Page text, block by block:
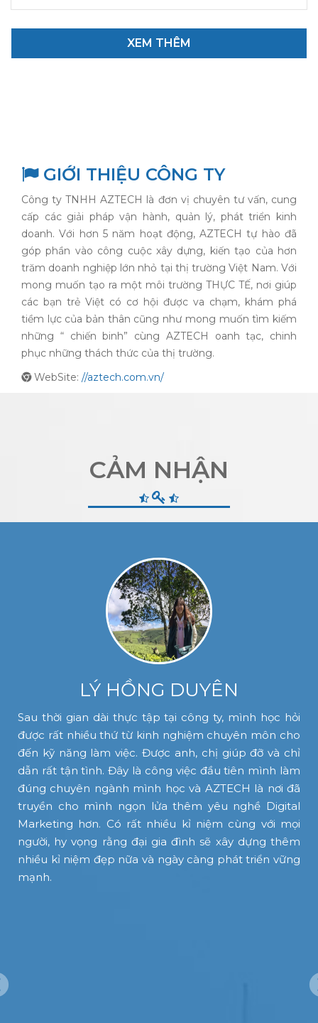
XEM THÊM
GIỚI THIỆU CÔNG TY
Công ty TNHH AZTECH là đơn vị chuyên tư vấn, cung
cấp các giải pháp vận hành, quản lý, phát triển kinh
doanh. Với hơn 5 năm hoạt động, AZTECH tự hào đã
góp phần vào công cuộc xây dựng, kiến tạo của hơn
trăm doanh nghiệp lớn nhỏ tại thị trường Việt Nam. Với
mong muốn tạo ra một môi trường THỰC TẾ, nơi giúp
các bạn trẻ Việt có cơ hội được va chạm, khám phá
tiềm lực của bản thân cũng như mong muốn tìm kiếm
những “ chiến binh” cùng AZTECH oanh tạc, chinh
phục những thách thức của thị trường.
WebSite: //aztech.com.vn/
CẢM NHẬN
LÝ HỒNG DUYÊN
Sau thời gian dài thực tập tại công ty, mình học hỏi
được rất nhiều thứ từ kinh nghiệm chuyên môn cho
đến kỹ năng làm việc. Được anh, chị giúp đỡ và chỉ
dẫn rất tận tình. Đây là công việc đầu tiên mình làm
đúng chuyên ngành mình học và AZTECH là nơi đã
truyền cho mình ngọn lửa thêm yêu nghề Digital
Marketing hơn. Có rất nhiều kỉ niệm cùng với mọi
người, hy vọng rằng đại gia đình sẽ xây dựng thêm
nhiều kỉ niệm đẹp nữa và ngày càng phát triển vững
mạnh.